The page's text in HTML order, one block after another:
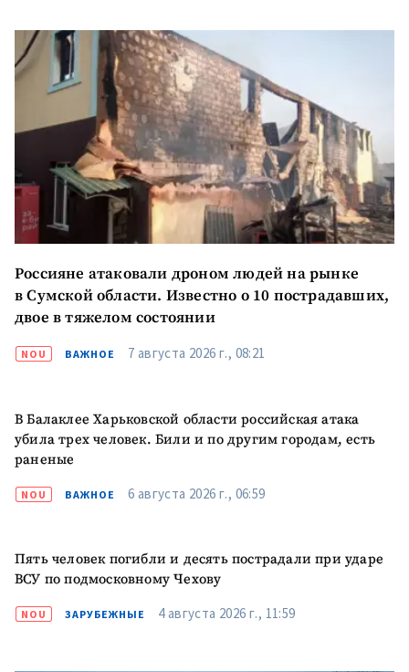
ПОДДЕРЖАТЬ
Россияне атаковали дроном людей на рынке
в Сумской области. Известно о 10 пострадавших,
двое в тяжелом состоянии
NOU ВАЖНОЕ 7 августа 2026 г., 08:21
В Балаклее Харьковской области российская атака
убила трех человек. Били и по другим городам, есть
раненые
NOU ВАЖНОЕ 6 августа 2026 г., 06:59
Пять человек погибли и десять пострадали при ударе
ВСУ по подмосковному Чехову
NOU ЗАРУБЕЖНЫЕ 4 августа 2026 г., 11:59